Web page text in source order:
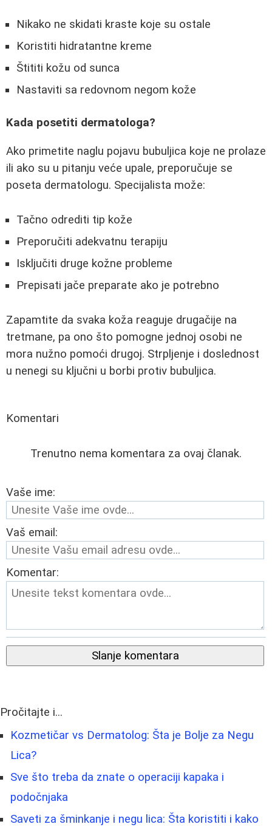
Nikako ne skidati kraste koje su ostale
Koristiti hidratantne kreme
Štititi kožu od sunca
Nastaviti sa redovnom negom kože
Kada posetiti dermatologa?
Ako primetite naglu pojavu bubuljica koje ne prolaze
ili ako su u pitanju veće upale, preporučuje se
poseta dermatologu. Specijalista može:
Tačno odrediti tip kože
Preporučiti adekvatnu terapiju
Isključiti druge kožne probleme
Prepisati jače preparate ako je potrebno
Zapamtite da svaka koža reaguje drugačije na
tretmane, pa ono što pomogne jednoj osobi ne
mora nužno pomoći drugoj. Strpljenje i doslednost
u nenegi su ključni u borbi protiv bubuljica.
Komentari
Trenutno nema komentara za ovaj članak.
Vaše ime:
Vaš email:
Komentar:
Slanje komentara
Pročitajte i...
Kozmetičar vs Dermatolog: Šta je Bolje za Negu
Lica?
Sve što treba da znate o operaciji kapaka i
podočnjaka
Saveti za šminkanje i negu lica: Šta koristiti i kako